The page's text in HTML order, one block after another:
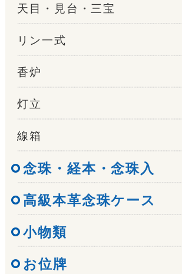
天目・見台・三宝
リン一式
香炉
灯立
線箱
念珠・経本・念珠入
高級本革念珠ケース
小物類
お位牌